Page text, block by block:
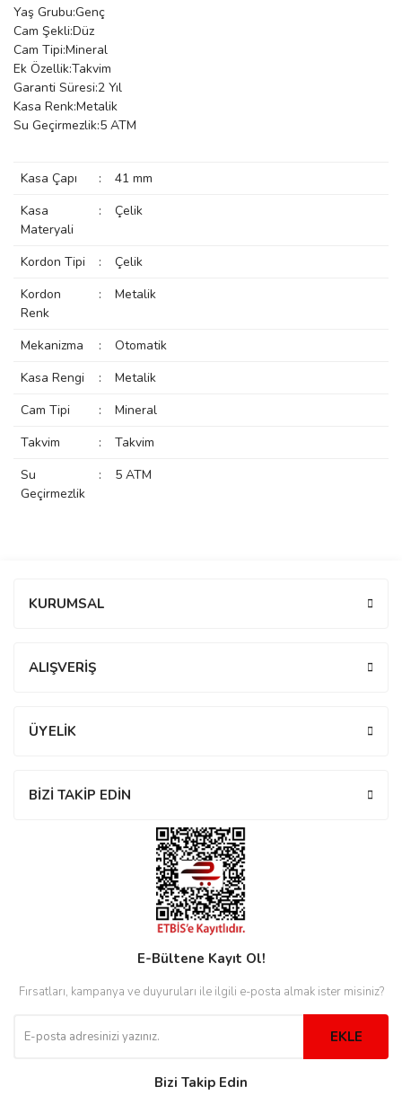
Yaş Grubu:Genç
Cam Şekli:Düz
Cam Tipi:Mineral
Ek Özellik:Takvim
Garanti Süresi:2 Yıl
Kasa Renk:Metalik
Su Geçirmezlik:5 ATM
Kasa Çapı :
41 mm
Kasa
Materyali
: Çelik
Kordon Tipi :
Çelik
Kordon
Renk
: Metalik
Mekanizma :
Otomatik
Kasa Rengi
:
Metalik
Cam Tipi
:
Mineral
Takvim
:
Takvim
Su
Geçirmezlik
: 5 ATM
KURUMSAL
ALIŞVERİŞ
ÜYELİK
BİZİ TAKİP EDİN
E-Bültene Kayıt Ol!
Fırsatları, kampanya ve duyuruları ile ilgili e-posta almak ister misiniz?
EKLE
Bizi Takip Edin